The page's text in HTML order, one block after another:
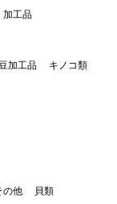
加工品
加工品
キノコ類
の他 貝類